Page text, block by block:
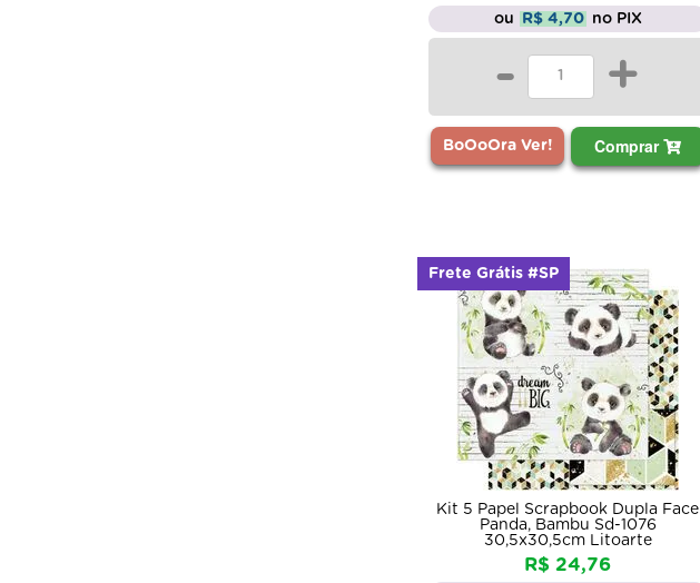
ou R$ 4,70 no PIX
- +
BoOoOra Ver! Comprar
Kit 5 Papel Scrapbook Dupla Face
Panda, Bambu Sd-1076
30,5x30,5cm Litoarte
R$ 24,76
Frete Grátis #SP